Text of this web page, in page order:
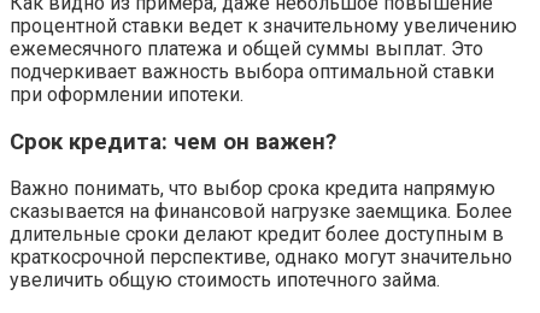
процентной ставки ведет к значительному увеличению
ежемесячного платежа и общей суммы выплат. Это
подчеркивает важность выбора оптимальной ставки
при оформлении ипотеки.
Срок кредита: чем он важен?
Важно понимать, что выбор срока кредита напрямую
сказывается на финансовой нагрузке заемщика. Более
длительные сроки делают кредит более доступным в
краткосрочной перспективе, однако могут значительно
увеличить общую стоимость ипотечного займа.